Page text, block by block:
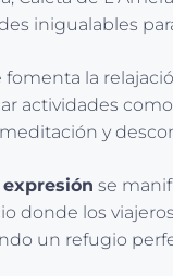
inigualables
la
actividades
y
se
donde los
un refugio